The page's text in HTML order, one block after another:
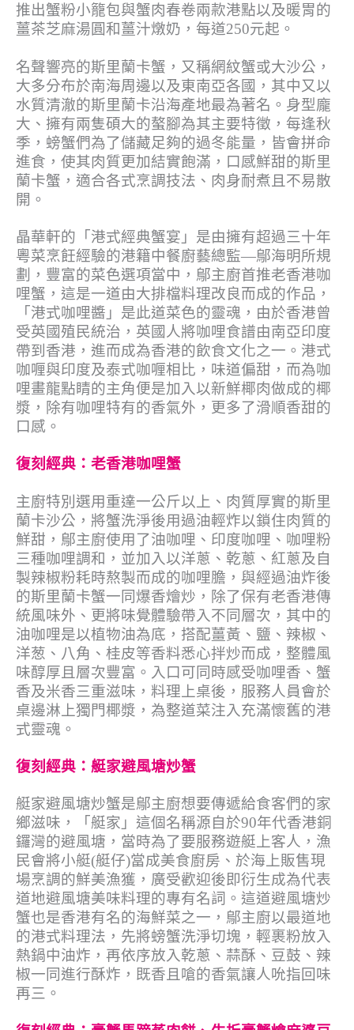
推出蟹粉小籠包與蟹肉春卷兩款港點以及暖胃的
薑茶芝麻湯圓和薑汁燉奶，每道250元起。
名聲響亮的斯里蘭卡蟹，又稱網紋蟹或大沙公，
大多分布於南海周邊以及東南亞各國，其中又以
水質清澈的斯里蘭卡沿海產地最為著名。身型龐
大、擁有兩隻碩大的螯腳為其主要特徵，每逢秋
季，螃蟹們為了儲藏足夠的過冬能量，皆會拼命
進食，使其肉質更加結實飽滿，口感鮮甜的斯里
蘭卡蟹，適合各式烹調技法、肉身耐煮且不易散
開。
晶華軒的「港式經典蟹宴」是由擁有超過三十年
粵菜烹飪經驗的港籍中餐廚藝總監—鄔海明所規
劃，豐富的菜色選項當中，鄔主廚首推老香港咖
哩蟹，這是一道由大排檔料理改良而成的作品，
「港式咖哩醬」是此道菜色的靈魂，由於香港曾
受英國殖民統治，英國人將咖哩食譜由南亞印度
帶到香港，進而成為香港的飲食文化之一。港式
咖喱與印度及泰式咖喱相比，味道偏甜，而為咖
哩畫龍點睛的主角便是加入以新鮮椰肉做成的椰
漿，除有咖哩特有的香氣外，更多了滑順香甜的
口感。
復刻經典：老香港咖哩蟹
主廚特別選用重達一公斤以上、肉質厚實的斯里
蘭卡沙公，將蟹洗淨後用過油輕炸以鎖住肉質的
鮮甜，鄔主廚使用了油咖哩、印度咖哩、咖哩粉
三種咖哩調和，並加入以洋蔥、乾蔥、紅蔥及自
製辣椒粉耗時熬製而成的咖哩膽，與經過油炸後
的斯里蘭卡蟹一同爆香燴炒，除了保有老香港傳
統風味外、更將味覺體驗帶入不同層次，其中的
油咖哩是以植物油為底，搭配薑黃、鹽、辣椒、
洋葱、八角、桂皮等香料悉心拌炒而成，整體風
味醇厚且層次豐富。入口可同時感受咖哩香、蟹
香及米香三重滋味，料理上桌後，服務人員會於
桌邊淋上獨門椰漿，為整道菜注入充滿懷舊的港
式靈魂。
復刻經典：艇家避風塘炒蟹
艇家避風塘炒蟹是鄔主廚想要傳遞給食客們的家
鄉滋味，「艇家」這個名稱源自於90年代香港銅
鑼灣的避風塘，當時為了要服務遊艇上客人，漁
民會將小艇(艇仔)當成美食廚房、於海上販售現
場烹調的鮮美漁獲，廣受歡迎後即衍生成為代表
道地避風塘美味料理的專有名詞。這道避風塘炒
蟹也是香港有名的海鮮菜之一，鄔主廚以最道地
的港式料理法，先將螃蟹洗淨切塊，輕裹粉放入
熱鍋中油炸，再依序放入乾蔥、蒜酥、豆鼓、辣
椒一同進行酥炸，既香且嗆的香氣讓人吮指回味
再三。